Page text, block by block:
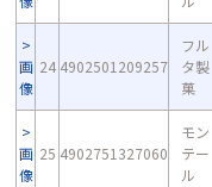
画
像
24 4902501209257
フル
タ製
菓
画
像
25 4902751327060
モン
テー
ル